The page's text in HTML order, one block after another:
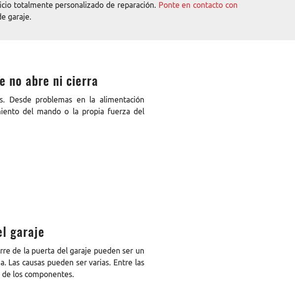
totalmente personalizado de reparación. Ponte en contacto con
garaje.
no abre ni cierra
Desde problemas en la alimentación
del mando o la propia fuerza del
garaje
de la puerta del garaje pueden ser un
Las causas pueden ser varias. Entre las
los componentes.